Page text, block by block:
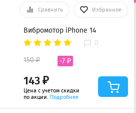
Сравнить Избранное
Вибромотор iPhone 14
0
143 ₽
150 ₽ -7 ₽
Цена с учетом скидки
по акции. Подробнее